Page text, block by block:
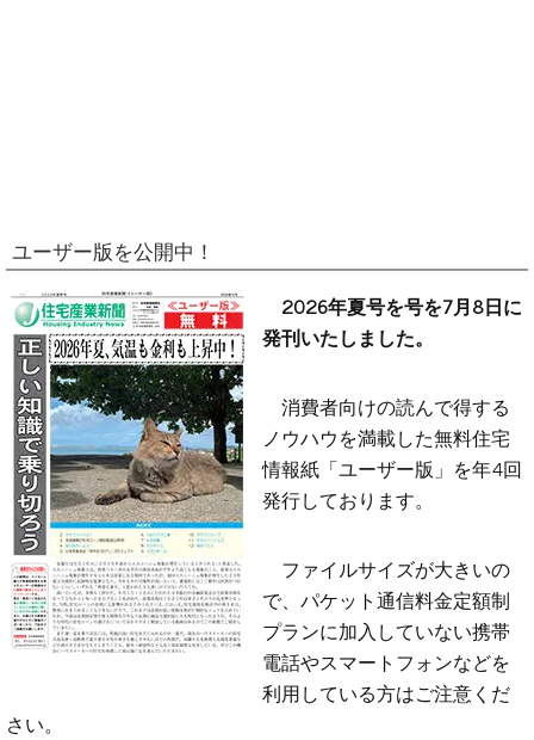
ユーザー版を公開中！
2026年夏号を号を7月8日に
発刊いたしました。
消費者向けの読んで得する
ノウハウを満載した無料住宅
情報紙「ユーザー版」を年4回
発行しております。
ファイルサイズが大きいの
で、パケット通信料金定額制
プランに加入していない携帯
電話やスマートフォンなどを
利用している方はご注意くだ
さい。